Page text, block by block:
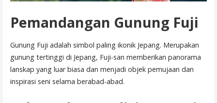
Pemandangan Gunung Fuji
Gunung Fuji adalah simbol paling ikonik Jepang. Merupakan
gunung tertinggi di Jepang, Fuji-san memberikan panorama
lanskap yang luar biasa dan menjadi objek pemujaan dan
inspirasi seni selama berabad-abad.